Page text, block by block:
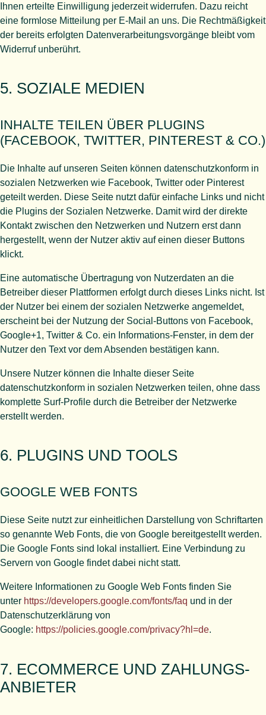
Ihnen erteilte Einwilligung jederzeit widerrufen. Dazu reicht
eine formlose Mitteilung per E-Mail an uns. Die Rechtmäßigkeit
der bereits erfolgten Datenverarbeitungsvorgänge bleibt vom
Widerruf unberührt.
5. SOZIALE MEDIEN
INHALTE TEILEN ÜBER PLUGINS
(FACEBOOK, TWITTER, PINTEREST & CO.)
Die Inhalte auf unseren Seiten können datenschutzkonform in
sozialen Netzwerken wie Facebook, Twitter oder Pinterest
geteilt werden. Diese Seite nutzt dafür einfache Links und nicht
die Plugins der Sozialen Netzwerke. Damit wird der direkte
Kontakt zwischen den Netzwerken und Nutzern erst dann
hergestellt, wenn der Nutzer aktiv auf einen dieser Buttons
klickt.
Eine automatische Übertragung von Nutzerdaten an die
Betreiber dieser Plattformen erfolgt durch dieses Links nicht. Ist
der Nutzer bei einem der sozialen Netzwerke angemeldet,
erscheint bei der Nutzung der Social-Buttons von Facebook,
Google+1, Twitter & Co. ein Informations-Fenster, in dem der
Nutzer den Text vor dem Absenden bestätigen kann.
Unsere Nutzer können die Inhalte dieser Seite
datenschutzkonform in sozialen Netzwerken teilen, ohne dass
komplette Surf-Profile durch die Betreiber der Netzwerke
erstellt werden.
6. PLUGINS UND TOOLS
GOOGLE WEB FONTS
Diese Seite nutzt zur einheitlichen Darstellung von Schriftarten
so genannte Web Fonts, die von Google bereitgestellt werden.
Die Google Fonts sind lokal installiert. Eine Verbindung zu
Servern von Google findet dabei nicht statt.
Weitere Informationen zu Google Web Fonts finden Sie
unter https://developers.google.com/fonts/faq und in der
Datenschutzerklärung von
Google: https://policies.google.com/privacy?hl=de.
7. ECOMMERCE UND ZAHLUNGS­
ANBIETER